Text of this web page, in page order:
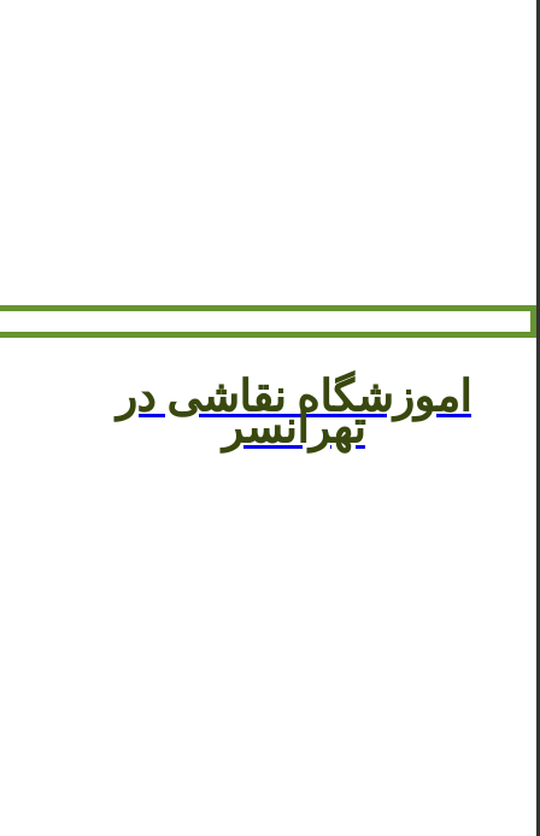
اموزشگاه نقاشی در
تهرانسر